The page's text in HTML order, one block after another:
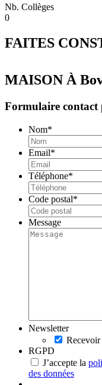
Nb. Collèges
0
FAITES
MAISON À
Formulaire contact
Nom*
Email*
Téléphone*
Code postal*
Message
Newsletter
Recevoir
RGPD
J’accepte la
des données